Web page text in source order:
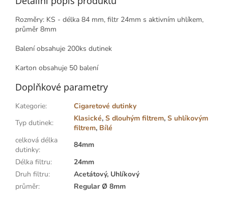
Rozměry: KS - délka 84 mm, filtr 24mm s aktivním uhlíkem,
průměr 8mm
Balení obsahuje 200ks dutinek
Karton obsahuje 50 balení
Doplňkové parametry
Kategorie:
Cigaretové dutinky
Typ dutinek: Klasické, S dlouhým filtrem, S uhlíkovým
filtrem, Bílé
celková délka
dutinky:
84mm
Délka filtru:
24mm
Druh filtru:
Acetátový, Uhlíkový
průměr: Regular Ø 8mm